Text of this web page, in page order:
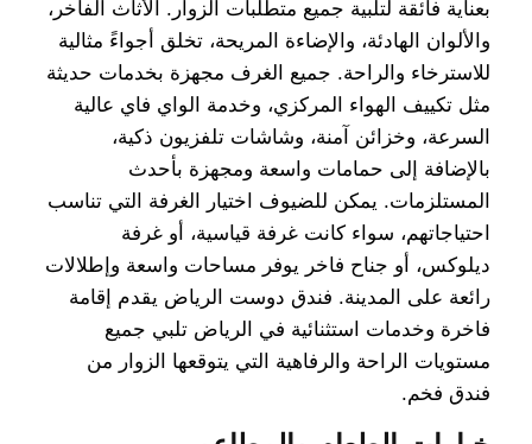
بعناية فائقة لتلبية جميع متطلبات الزوار. الأثاث الفاخر،
والألوان الهادئة، والإضاءة المريحة، تخلق أجواءً مثالية
للاسترخاء والراحة. جميع الغرف مجهزة بخدمات حديثة
مثل تكييف الهواء المركزي، وخدمة الواي فاي عالية
السرعة، وخزائن آمنة، وشاشات تلفزيون ذكية،
بالإضافة إلى حمامات واسعة ومجهزة بأحدث
المستلزمات. يمكن للضيوف اختيار الغرفة التي تناسب
احتياجاتهم، سواء كانت غرفة قياسية، أو غرفة
ديلوكس، أو جناح فاخر يوفر مساحات واسعة وإطلالات
رائعة على المدينة. فندق دوست الرياض يقدم إقامة
فاخرة وخدمات استثنائية في الرياض تلبي جميع
مستويات الراحة والرفاهية التي يتوقعها الزوار من
فندق فخم.